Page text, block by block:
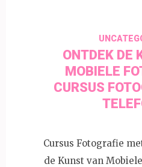
ONTDEK DE
MOBIELE
CURSUS
Cursus Fotografie
de Kunst van